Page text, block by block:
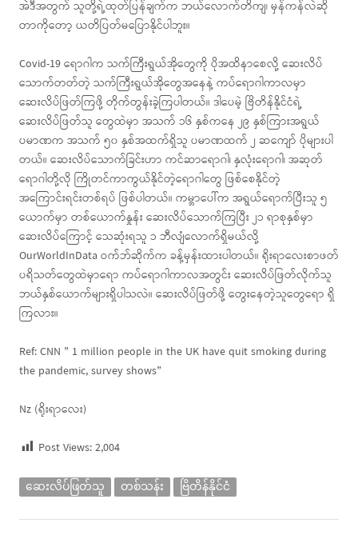
အဲဒီအတွက် သူတို့ရဲ့ထုတ်ပြန်ချက်က ဘယ်လောက်တိကျ၊ မှန်ကန်လဲဆို
တာကိုတော့ ယတိပြတ်မပြောနိုင်ပါဘူး။
Covid-19 ရောဂါက သက်ကြီးရွယ်အိုတွေကို ပိုအထိနာစေလို့ ဆေးလိပ်
သောက်တတ်တဲ့ သက်ကြီးရွယ်အိုတွေအနေနဲ့ ကပ်ရောဂါကာလမှာ
ဆေးလိပ်ဖြတ်ကြဖို့ တိုက်တွန်းခဲ့ကြပါတယ်။ ဒါပေမဲ့ ဗြိတိန်နိုင်ငံရဲ့
ဆေးလိပ်ဖြတ်သူ တွေထဲမှာ အသက် ၁၆ နှစ်ကနေ ၂၉ နှစ်ကြားအရွယ်
ပမာဏက အသက် ၅၀ နှစ်အထက်ရှိသူ ပမာဏထက် ၂ ဆကျော် ပိုများပါ
တယ်။ ဆေးလိပ်သောက်ခြင်းဟာ ကင်ဆာရောဂါ၊ နှလုံးရောဂါ၊ အဆုတ်
ရောဂါတို့လို ကြိုတင်ကာကွယ်နိုင်တဲ့ရောဂါတွေ ဖြစ်စေနိုင်တဲ့
အကြောင်းရင်းတစ်ရပ် ဖြစ်ပါတယ်။ ကမ္ဘာပေါ်က အရွယ်ရောက်ပြီးသူ ၅
ယောက်မှာ တစ်ယောက်နှုန်း ဆေးလိပ်သောက်ကြပြီး ၂၁ ရာစုနှစ်မှာ
ဆေးလိပ်ကြောင့် သေဆုံးရသူ ၁ ဘီလျံလောက်ရှိမယ်လို့
OurWorldInData ဝက်ဘ်ဆိုက်က ခန့်မှန်းထားပါတယ်။ ရိုးရာလေးစာဖတ်
ပရိသတ်တွေထဲမှာရော ကပ်ရောဂါကာလအတွင်း ဆေးလိပ်ဖြတ်လိုက်သူ
ဘယ်နှစ်ယောက်များရှိပါသလဲ။ ဆေးလိပ်ဖြတ်ဖို့ တွေးနေတဲ့သူတွေရော ရှိ
ကြလား။
Ref: CNN ” 1 million people in the UK have quit smoking during
the pandemic, survey shows”
Nz (ရိုးရာလေး)
Post Views:2,004
ဆေးလိပ်ဖြတ်သူ တစ်သန်း ဗြိတိန်နိုင်ငံ